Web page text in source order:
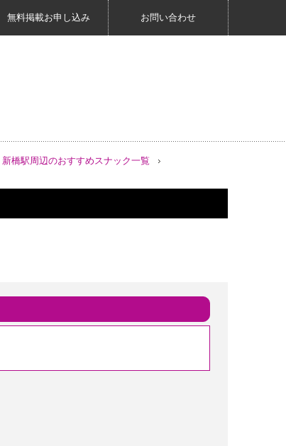
無料掲載お申し込み お問い合わせ
新橋駅周辺のおすすめスナック一覧